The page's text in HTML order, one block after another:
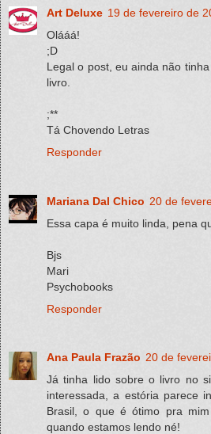
Art Deluxe 19 de fevereiro de
Olááá!
;D
Legal o post, eu ainda não
livro.
;**
Tá Chovendo Letras
Responder
Mariana Dal Chico 20 de
Essa capa é muito linda, pena
Bjs
Mari
Psychobooks
Responder
Ana Paula Frazão 20 de
Já tinha lido sobre o livro no
interessada, a estória parece
Brasil, o que é ótimo pra
quando estamos lendo né!